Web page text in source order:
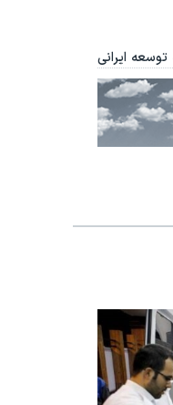
توسعه ایرانی